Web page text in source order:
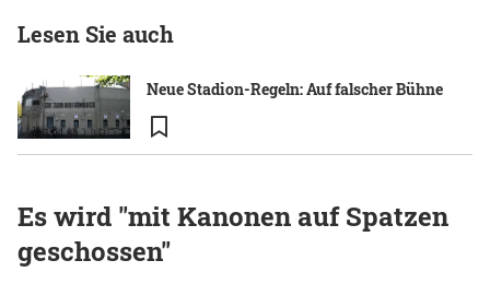
Lesen Sie auch
Neue Stadion-Regeln: Auf falscher Bühne
Es wird "mit Kanonen auf Spatzen
geschossen"